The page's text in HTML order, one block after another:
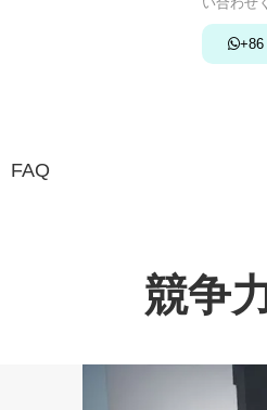
+86
FAQ
競争